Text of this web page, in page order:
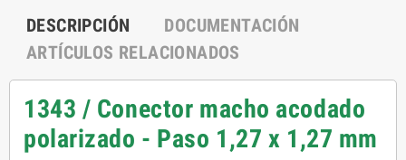
DESCRIPCIÓN
DOCUMENTACIÓN
ARTÍCULOS RELACIONADOS
1343 / Conector macho acodado
polarizado - Paso 1,27 x 1,27 mm